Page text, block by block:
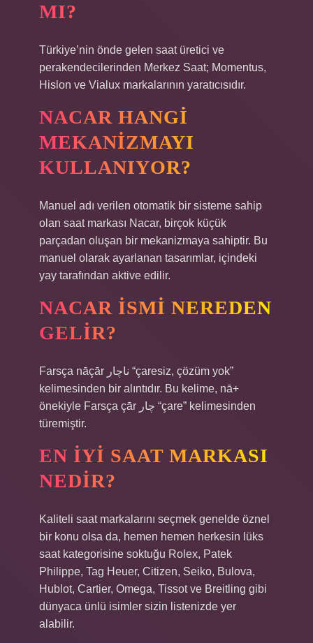
MI?
Türkiye’nin önde gelen saat üretici ve
perakendecilerinden Merkez Saat; Momentus,
Hislon ve Vialux markalarının yaratıcısıdır.
NACAR HANGI
MEKANIZMAYI
KULLANIYOR?
Manuel adı verilen otomatik bir sisteme sahip
olan saat markası Nacar, birçok küçük
parçadan oluşan bir mekanizmaya sahiptir. Bu
manuel olarak ayarlanan tasarımlar, içindeki
yay tarafından aktive edilir.
NACAR ISMI NEREDEN
GELIR?
Farsça nāçār ناچار “çaresiz, çözüm yok”
kelimesinden bir alıntıdır. Bu kelime, nā+
önekiyle Farsça çār چار “çare” kelimesinden
türemiştir.
EN IYI SAAT MARKASI
NEDIR?
Kaliteli saat markalarını seçmek genelde öznel
bir konu olsa da, hemen hemen herkesin lüks
saat kategorisine soktuğu Rolex, Patek
Philippe, Tag Heuer, Citizen, Seiko, Bulova,
Hublot, Cartier, Omega, Tissot ve Breitling gibi
dünyaca ünlü isimler sizin listenizde yer
alabilir.